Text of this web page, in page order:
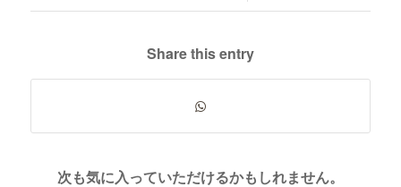
Share this entry
次も気に入っていただけるかもしれません。